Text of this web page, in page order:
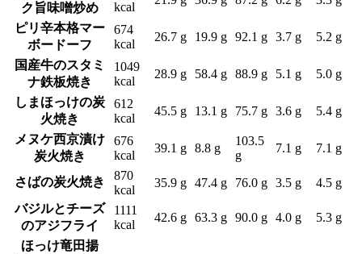
ク旨味噌炒め
kcal
ピリ辛本格マー
ボードーフ
674
kcal
26.7 g 19.9 g 92.1 g 3.7 g 5.2 g
国産牛のスタミ
ナ鉄板焼き
1049
kcal
28.9 g 58.4 g 88.9 g 5.1 g 5.0 g
しまほっけの炭
火焼き
612
kcal
45.5 g 13.1 g 75.7 g 3.6 g 5.4 g
メヌケ西京漬け
炭火焼き
676
kcal
39.1 g 8.8 g
103.5
g
7.1 g 7.1 g
さばの炭火焼き
870
kcal
35.9 g 47.4 g 76.0 g 3.5 g
4.5 g
バジルとチーズ
のアジフライ
1111
kcal
42.6 g 63.3 g 90.0 g 4.0 g 5.3 g
ほっけ竜田揚